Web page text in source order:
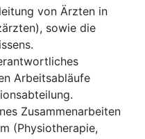
von Ärzten in
sowie die
Arbeitsabläufe
Zusammenarbeiten
(Physiotherapie,